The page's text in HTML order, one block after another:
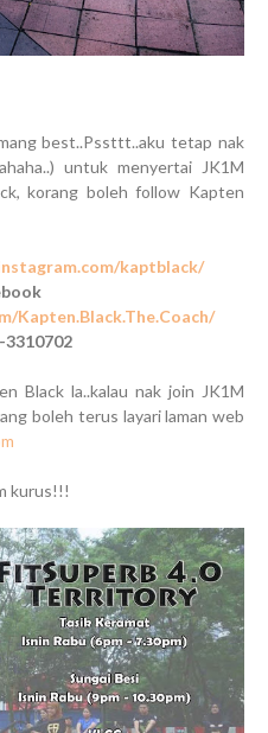
best..Pssttt..aku tetap nak
untuk menyertai JK1M
korang boleh follow Kapten
kaptblack/
Kapten.Black.The.Coach/
3310702
Black la..kalau nak join JK1M
boleh terus layari laman web
kurus!!!